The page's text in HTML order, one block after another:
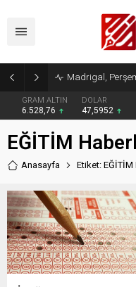
Madrigal,
GRAM ALTIN
6.528,76
DOLAR
47,5952
EĞİTİM
Anasayfa Etiket: